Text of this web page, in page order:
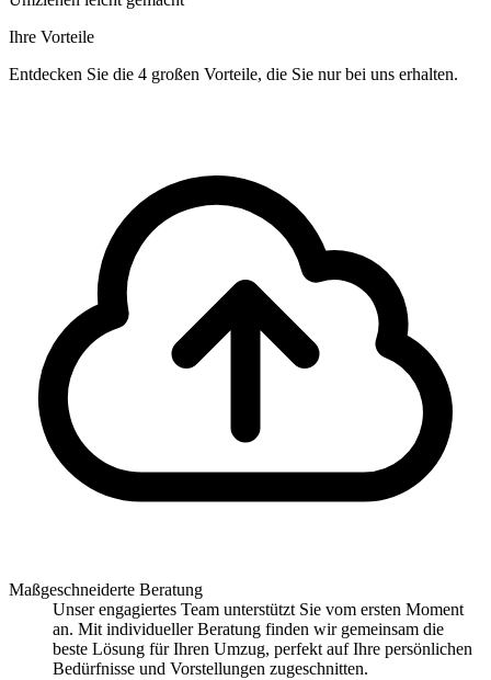
Ihre Vorteile
Entdecken Sie die 4 großen Vorteile, die Sie nur bei uns erhalten.
Maßgeschneiderte Beratung
Unser engagiertes Team unterstützt Sie vom ersten Moment
an. Mit individueller Beratung finden wir gemeinsam die
beste Lösung für Ihren Umzug, perfekt auf Ihre persönlichen
Bedürfnisse und Vorstellungen zugeschnitten.